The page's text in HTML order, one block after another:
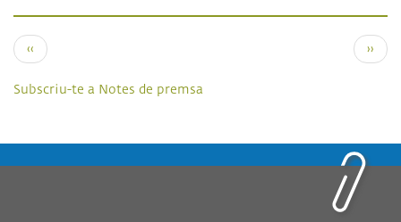
Paginació
Pàgina anterior
‹‹ ››
Subscriu-te a Notes de premsa